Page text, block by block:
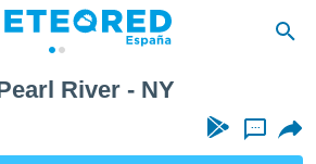
River - NY
...